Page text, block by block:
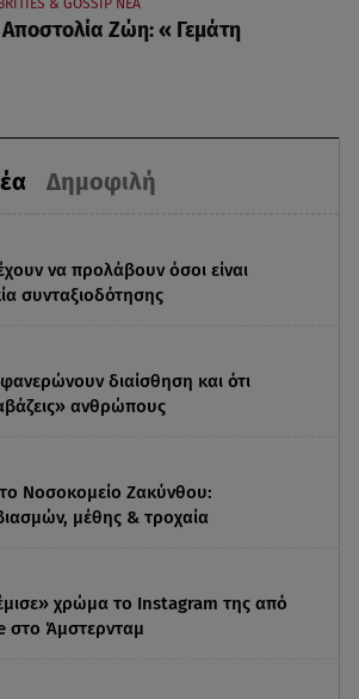
Δημοφιλή
να προλάβουν όσοι είναι
συνταξιοδότησης
διαίσθηση και ότι
ανθρώπους
Νοσοκομείο Ζακύνθου:
μέθης & τροχαία
χρώμα το Instagram της από
στο Άμστερνταμ
& GOSSIP ΝΕΑ
Ζώη: « Γεμάτη